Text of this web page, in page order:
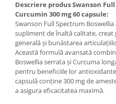
Under Armour
Universal
Vitargo
Weider
Zenana
Descriere produs Swanson
Curcumin 300 mg 60 capsule:
Swanson Full Spectrum
supliment de înaltă calitate,
generală și bunăstarea
Această formulă avansată
Boswellia serrata și Curcuma
pentru beneficiile lor
capsulă conține 300 mg de
a asigura eficacitatea maximă.